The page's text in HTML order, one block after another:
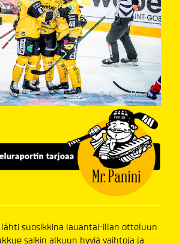
lähti suosikkina lauantai-illan otteluun
saikin alkuun hyviä vaihtoja ja